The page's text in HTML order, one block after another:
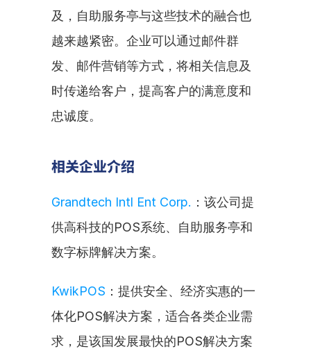
及，自助服务亭与这些技术的融合也
越来越紧密。企业可以通过邮件群
发、邮件营销等方式，将相关信息及
时传递给客户，提高客户的满意度和
忠诚度。
相关企业介绍
Grandtech Intl Ent Corp. ：该公司提
供高科技的POS系统、自助服务亭和
数字标牌解决方案。
KwikPOS ：提供安全、经济实惠的一
体化POS解决方案，适合各类企业需
求，是该国发展最快的POS解决方案